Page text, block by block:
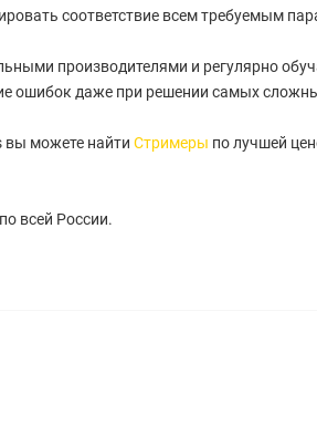
соответствие всем требуемым
производителями и регулярно
ошибок даже при решении самых
вы можете найти Стримеры по лучшей
всей России.